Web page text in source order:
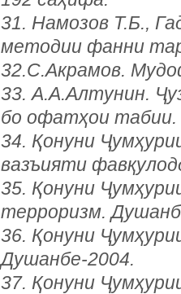
31. Намозов Т.Б.,
методии фанни
32.С.Акрамов.
33. А.А.Алтунин.
бо офатҳои табии.
34. Қонуни
вазъияти
35. Қонуни
терроризм.
36. Қонуни
Душанбе-2004.
37. Қонуни